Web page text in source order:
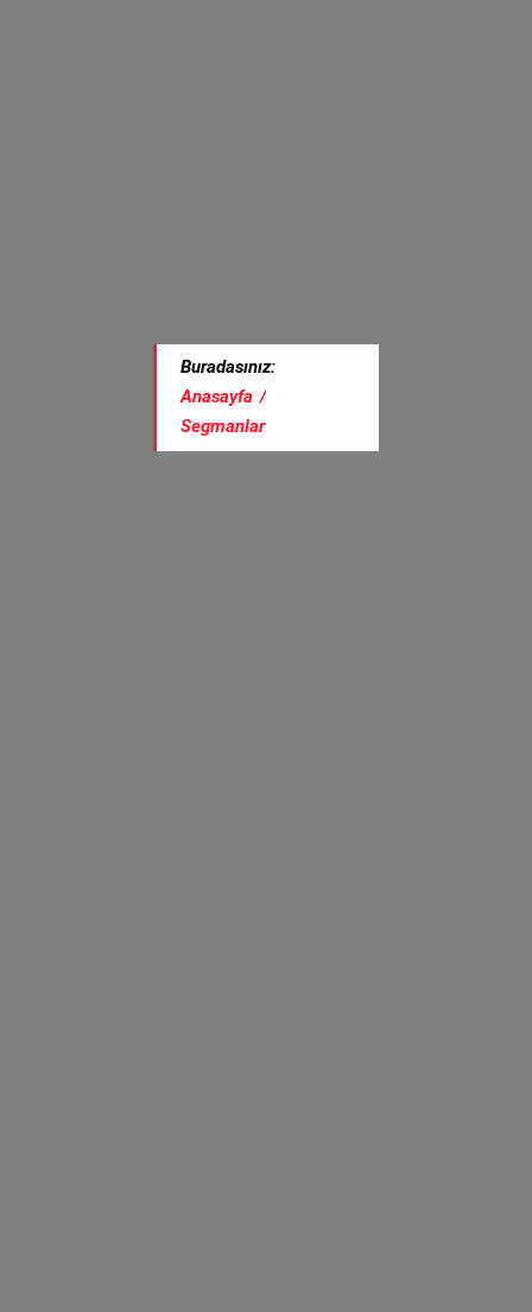
Buradasınız:
Anasayfa /
Segmanlar